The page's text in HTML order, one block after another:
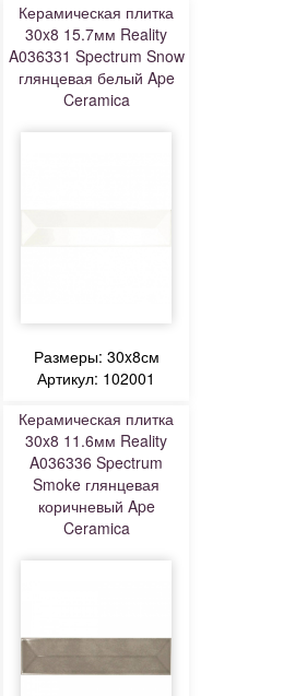
Керамическая плитка
30x8 15.7мм Reality
A036331 Spectrum Snow
глянцевая белый Ape
Ceramica
Размеры: 30x8см
Артикул: 102001
Керамическая плитка
30x8 11.6мм Reality
A036336 Spectrum
Smoke глянцевая
коричневый Ape
Ceramica